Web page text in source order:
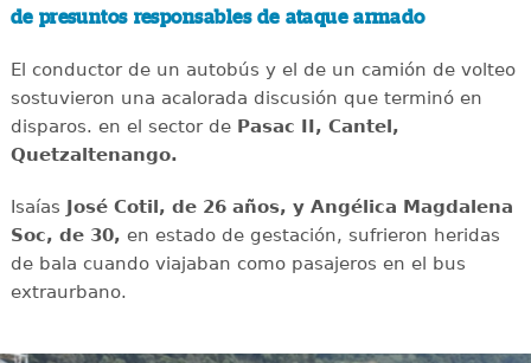
de presuntos responsables de ataque armado
El conductor de un autobús y el de un camión de volteo
sostuvieron una acalorada discusión que terminó en
disparos. en el sector de Pasac II, Cantel,
Quetzaltenango.
Isaías José Cotil, de 26 años, y Angélica Magdalena
Soc, de 30, en estado de gestación, sufrieron heridas
de bala cuando viajaban como pasajeros en el bus
extraurbano.